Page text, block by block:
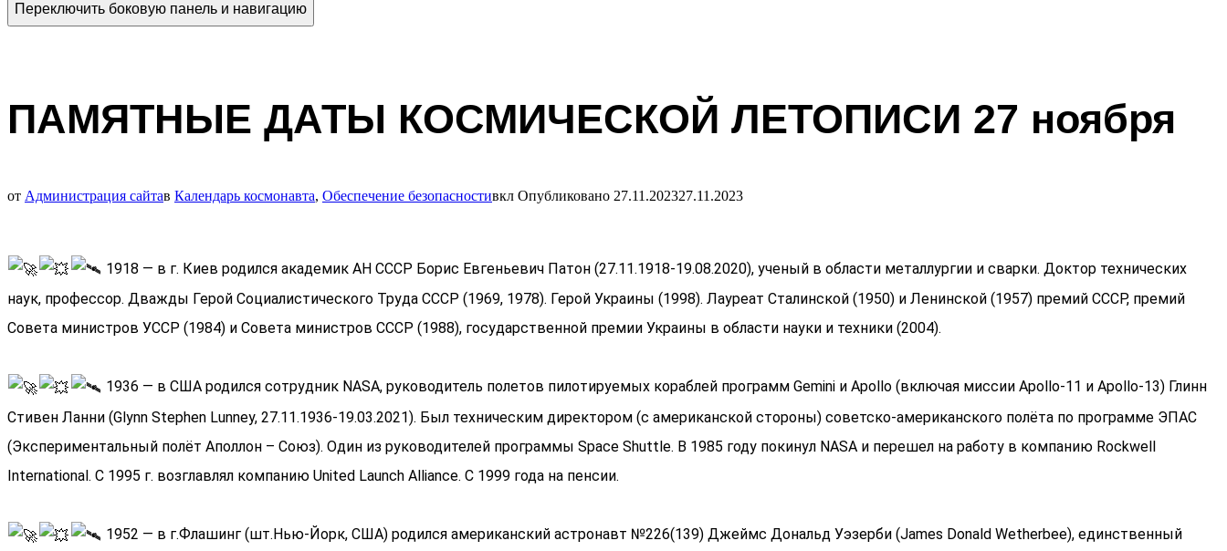
Переключить боковую панель и навигацию
ПАМЯТНЫЕ ДАТЫ КОСМИЧЕСКОЙ ЛЕТОПИСИ 27 ноября
от Администрация сайтав Календарь космонавта, Обеспечение безопасностивкл Опубликовано 27.11.202327.11.2023
1918 — в г. Киев родился академик АН СССР Борис Евгеньевич Патон (27.11.1918-19.08.2020), ученый в области металлургии и сварки. Доктор технических
наук, профессор. Дважды Герой Социалистического Труда СССР (1969, 1978). Герой Украины (1998). Лауреат Сталинской (1950) и Ленинской (1957) премий СССР, премий
Совета министров УССР (1984) и Совета министров СССР (1988), государственной премии Украины в области науки и техники (2004).
1936 — в США родился сотрудник NASA, руководитель полетов пилотируемых кораблей программ Gemini и Apollo (включая миссии Apollo-11 и Apollo-13) Глинн
Стивен Ланни (Glynn Stephen Lunney, 27.11.1936-19.03.2021). Был техническим директором (с американской стороны) советско-американского полёта по программе ЭПАС
(Экспериментальный полёт Аполлон – Союз). Один из руководителей программы Space Shuttle. В 1985 году покинул NASA и перешел на работу в компанию Rockwell
International. С 1995 г. возглавлял компанию United Launch Alliance. С 1999 года на пенсии.
1952 — в г.Флашинг (шт.Нью-Йорк, США) родился американский астронавт №226(139) Джеймс Дональд Уэзерби (James Donald Wetherbee), единственный